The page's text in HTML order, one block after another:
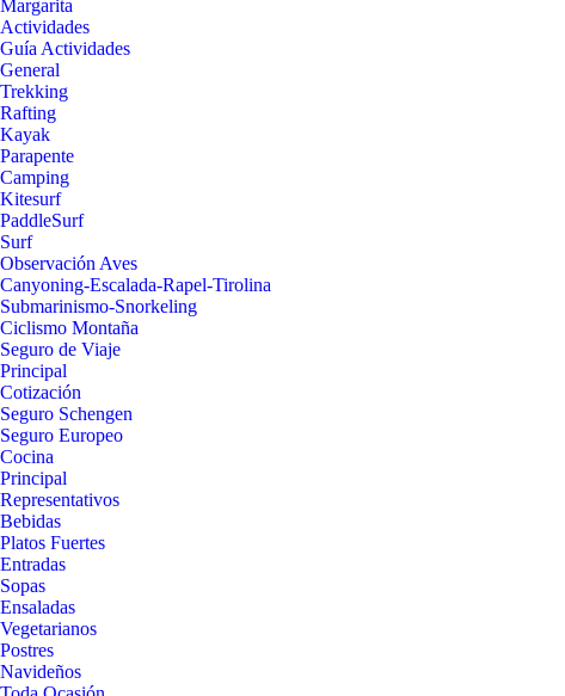
Margarita
Actividades
Guía Actividades
General
Trekking
Rafting
Kayak
Parapente
Camping
Kitesurf
PaddleSurf
Surf
Observación Aves
Canyoning-Escalada-Rapel-Tirolina
Submarinismo-Snorkeling
Ciclismo Montaña
Seguro de Viaje
Principal
Cotización
Seguro Schengen
Seguro Europeo
Cocina
Principal
Representativos
Bebidas
Platos Fuertes
Entradas
Sopas
Ensaladas
Vegetarianos
Postres
Navideños